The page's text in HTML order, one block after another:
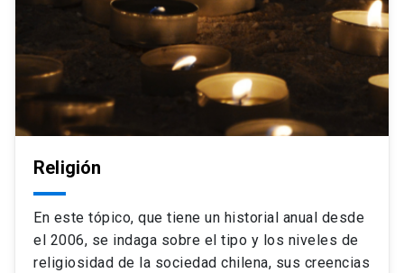
Religión
En este tópico, que tiene un historial anual desde
el 2006, se indaga sobre el tipo y los niveles de
religiosidad de la sociedad chilena, sus creencias